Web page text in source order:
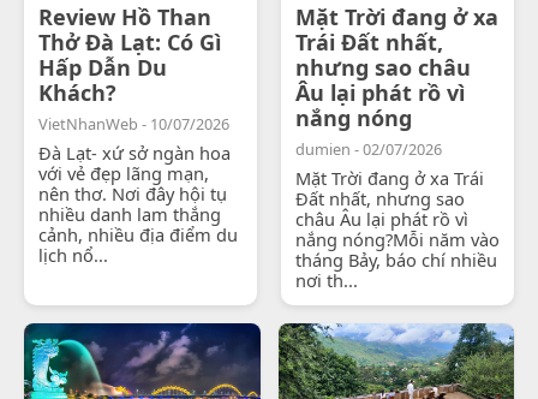
Review Hồ Than
Thở Đà Lạt: Có Gì
Hấp Dẫn Du
Khách?
VietNhanWeb - 10/07/2026
Đà Lạt- xứ sở ngàn hoa
với vẻ đẹp lãng mạn,
nên thơ. Nơi đây hội tụ
nhiều danh lam thắng
cảnh, nhiều địa điểm du
lịch nổ...
Mặt Trời đang ở xa
Trái Đất nhất,
nhưng sao châu
Âu lại phát rồ vì
nắng nóng
dumien - 02/07/2026
Mặt Trời đang ở xa Trái
Đất nhất, nhưng sao
châu Âu lại phát rồ vì
nắng nóng?Mỗi năm vào
tháng Bảy, báo chí nhiều
nơi th...